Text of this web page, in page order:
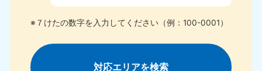
※７けたの数字を入力してください（例：100-0001）
対応エリアを検索